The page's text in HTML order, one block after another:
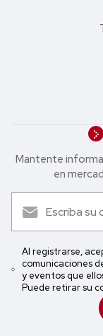
Mantente
en
Al registrarse,
comunicaciones
y eventos que
Puede retirar su